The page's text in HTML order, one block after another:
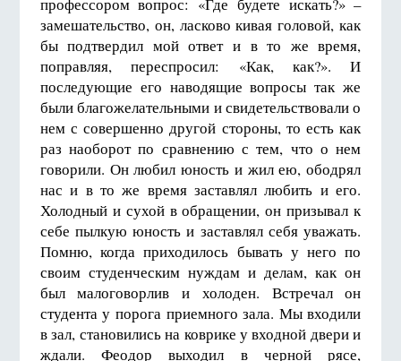
замешательство, он, ласково кивая головой, как
бы подтвердил мой ответ и в то же время,
поправляя, переспросил: «Как, как?». И
последующие его наводящие вопросы так же
были благожелательными и свидетельствовали о
нем с совершенно другой стороны, то есть как
раз наоборот по сравнению с тем, что о нем
говорили. Он любил юность и жил ею, ободрял
нас и в то же время заставлял любить и его.
Холодный и сухой в обращении, он призывал к
себе пылкую юность и заставлял себя уважать.
Помню, когда приходилось бывать у него по
своим студенческим нуждам и делам, как он
был малоговорлив и холоден. Встречал он
студента у порога приемного зала. Мы входили
в зал, становились на коврике у входной двери и
ждали. Феодор выходил в черной рясе,